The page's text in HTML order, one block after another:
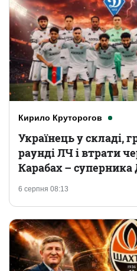
Кирило Круторогов
6 серпня 08:13
Українець у складі,
раунді ЛЧ і втрати
Карабах –